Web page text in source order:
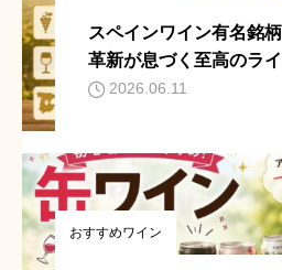
スペインワイン有名銘
革新が息づく至高のラ
2026.06.11
おすすめワイン